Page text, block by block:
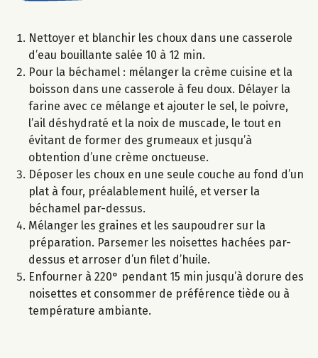
Nettoyer et blanchir les choux dans une casserole
d’eau bouillante salée 10 à 12 min.
Pour la béchamel : mélanger la crème cuisine et la
boisson dans une casserole à feu doux. Délayer la
farine avec ce mélange et ajouter le sel, le poivre,
l’ail déshydraté et la noix de muscade, le tout en
évitant de former des grumeaux et jusqu’à
obtention d’une crème onctueuse.
Déposer les choux en une seule couche au fond d’un
plat à four, préalablement huilé, et verser la
béchamel par-dessus.
Mélanger les graines et les saupoudrer sur la
préparation. Parsemer les noisettes hachées par-
dessus et arroser d’un filet d’huile.
Enfourner à 220° pendant 15 min jusqu’à dorure des
noisettes et consommer de préférence tiède ou à
température ambiante.